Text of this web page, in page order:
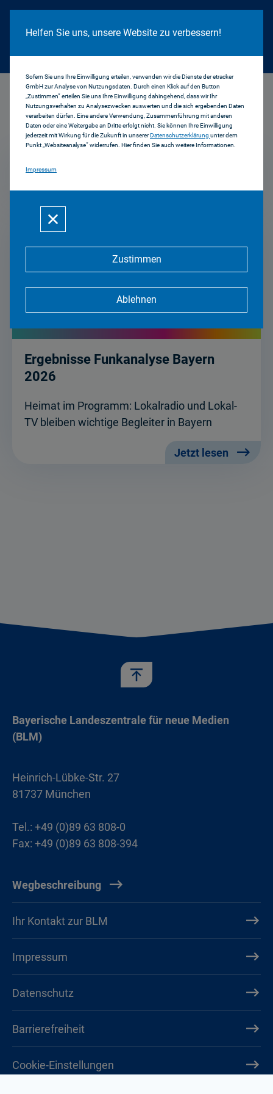
Cookie Hinweis
Helfen Sie uns, unsere Website zu verbessern!
Sofern Sie uns Ihre Einwilligung erteilen, verwenden wir die Dienste der etracker
GmbH zur Analyse von Nutzungsdaten. Durch einen Klick auf den Button
„Zustimmen“ erteilen Sie uns Ihre Einwilligung dahingehend, dass wir Ihr
Nutzungsverhalten zu Analysezwecken auswerten und die sich ergebenden Daten
verarbeiten dürfen. Eine andere Verwendung, Zusammenführung mit anderen
Daten oder eine Weitergabe an Dritte erfolgt nicht. Sie können Ihre Einwilligung
jederzeit mit Wirkung für die Zukunft in unsererDatenschutzerklärung unter dem
Punkt „Websiteanalyse“ widerrufen. Hier finden Sie auch weitere Informationen.
Impressum
Zustimmen
Ablehnen
Presse & Archiv
Presse & Archiv
Ergebnisse Funkanalyse Bayern
2026
Heimat im Programm: Lokalradio und Lokal-
TV bleiben wichtige Begleiter in Bayern
Jetzt lesen
Bayerische Landeszentrale für neue Medien
(BLM)
Heinrich-Lübke-Str. 27
81737 München
Tel.: +49 (0)89 63 808-0
Fax: +49 (0)89 63 808-394
Wegbeschreibung
Ihr Kontakt zur BLM
Impressum
Datenschutz
Barrierefreiheit
Cookie-Einstellungen